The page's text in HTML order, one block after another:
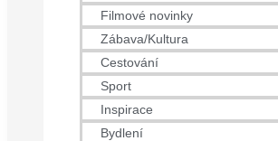
Filmové novinky
Zábava/Kultura
Cestování
Sport
Inspirace
Bydlení